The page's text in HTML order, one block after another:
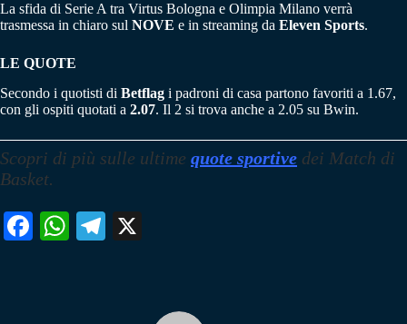
La sfida di Serie A tra Virtus Bologna e Olimpia Milano verrà
trasmessa in chiaro sul NOVE e in streaming da Eleven Sports.
LE QUOTE
Secondo i quotisti di Betflag i padroni di casa partono favoriti a 1.67,
con gli ospiti quotati a 2.07. Il 2 si trova anche a 2.05 su Bwin.
Scopri di più sulle ultime quote sportive dei Match di
Basket.
Fa W
Te